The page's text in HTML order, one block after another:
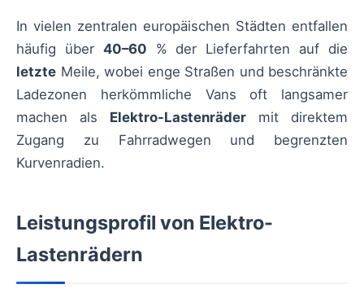
In vielen zentralen europäischen Städten entfallen
häufig über 40–60 % der Lieferfahrten auf die
letzte Meile, wobei enge Straßen und beschränkte
Ladezonen herkömmliche Vans oft langsamer
machen als Elektro-Lastenräder mit direktem
Zugang zu Fahrradwegen und begrenzten
Kurvenradien.
Leistungsprofil von Elektro-
Lastenrädern